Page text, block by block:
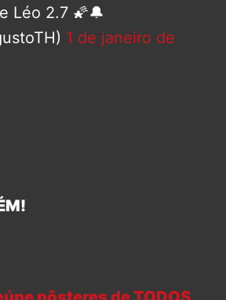
Léo 2.7 🌠🔔
1 de janeiro de